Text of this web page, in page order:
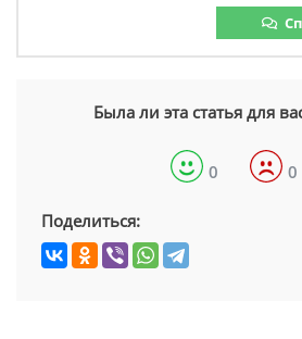
Была ли эта статья для
0 0
Поделиться: